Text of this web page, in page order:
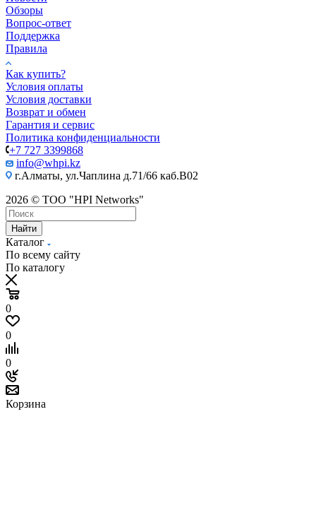
Обзоры
Вопрос-ответ
Поддержка
Правила
Как купить?
Условия оплаты
Условия доставки
Возврат и обмен
Гарантия и сервис
Политика конфиденциальности
+7 727 3399868
info@whpi.kz
г.Алматы, ул.Чаплина д.71/66 каб.B02
2026 © ТОО "HPI Networks"
Найти
Каталог
По всему сайту
По каталогу
0
0
0
Корзина